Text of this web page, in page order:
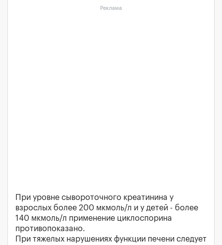
Реклама
При уровне сывороточного креатинина у
взрослых более 200 мкмоль/л и у детей - более
140 мкмоль/л применение циклоспорина
противопоказано.
При тяжелых нарушениях функции печени следует